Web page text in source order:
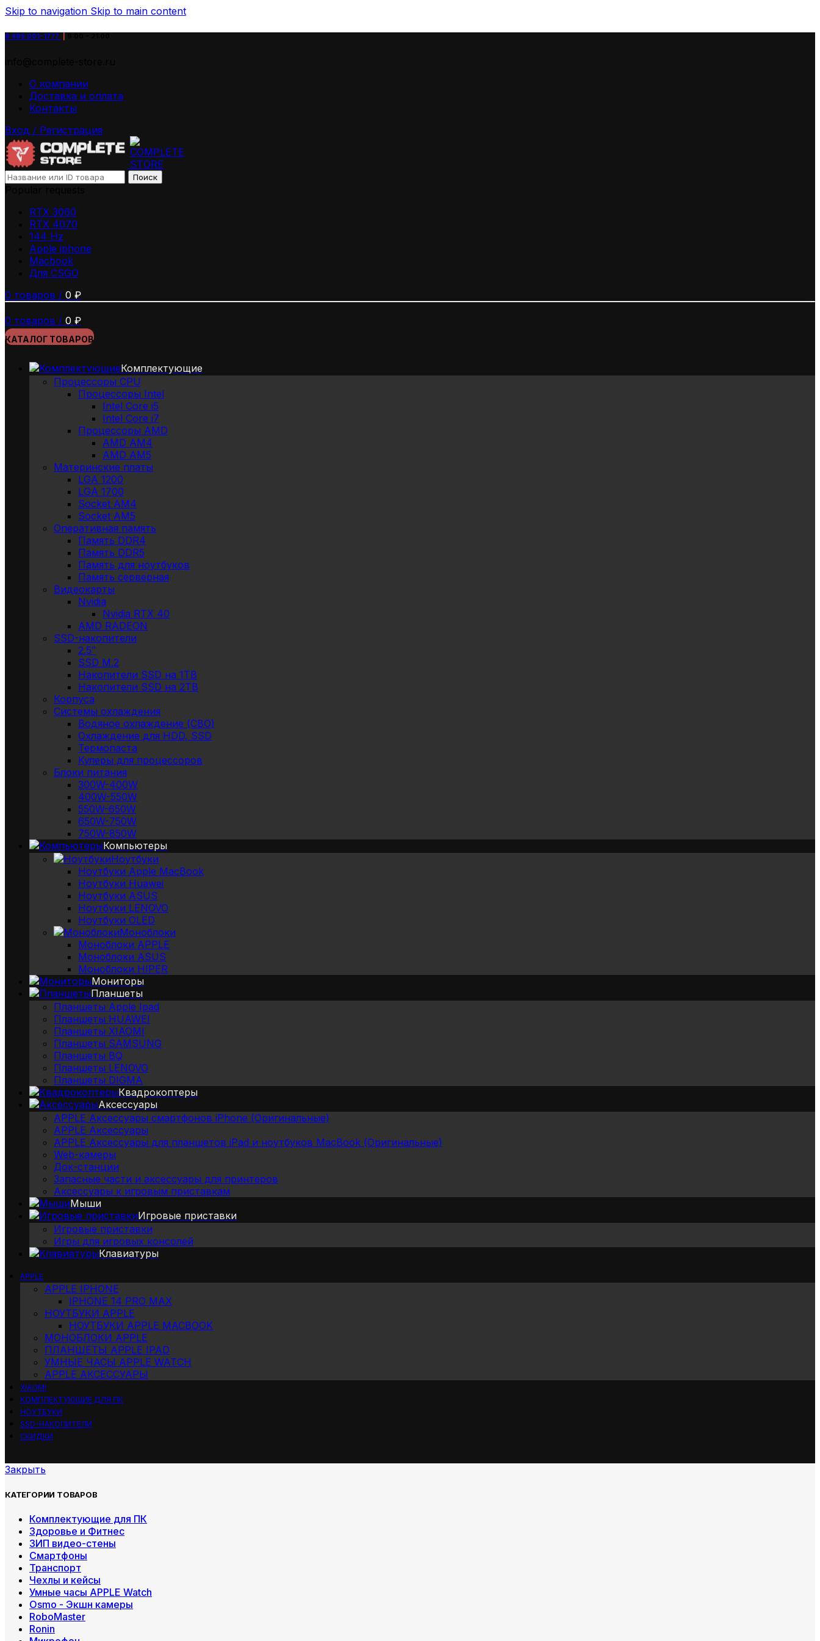
Skip to navigation Skip to main content
8 495 001-1777
О компании
Доставка и оплата
Контакты
Вход / Регистрация
Поиск
RTX 3060
RTX 4070
144 Hz
Apple iphone
Macbook
Для СSGO
0 товаров / 0 ₽
0 товаров / 0 ₽
КАТАЛОГ ТОВАРОВ
Комплектующие
Процессоры CPU
Процессоры Intel
Intel Core i5
Intel Core i7
Процессоры AMD
AMD AM4
AMD AM5
Материнские платы
LGA 1200
LGA 1700
Socket AM4
Socket AM5
Оперативная память
Память DDR4
Память DDR5
Память для ноутбуков
Память серверная
Видеокарты
Nvidia
Nvidia RTX 40
AMD RADEON
SSD-накопители
2.5″
SSD M.2
Накопители SSD на 1TB
Накопители SSD на 2TB
Корпуса
Системы охлаждения
Водяное охлаждение (СВО)
Охлаждение для HDD, SSD
Термопаста
Кулеры для процессоров
Блоки питания
300W-400W
400W-550W
550W-650W
650W-750W
750W-850W
Компьютеры
Ноутбуки
Ноутбуки Apple MacBook
Ноутбуки Huawei
Ноутбуки ASUS
Ноутбуки LENOVO
Ноутбуки OLED
Моноблоки
Моноблоки APPLE
Моноблоки ASUS
Моноблоки HIPER
Мониторы
Планшеты
Планшеты Apple Ipad
Планшеты HUAWEI
Планшеты XIAOMI
Планшеты SAMSUNG
Планшеты BQ
Планшеты LENOVO
Планшеты DIGMA
Квадрокоптеры
Аксессуары
APPLE Аксессуары смартфонов iPhone (Оригинальные)
APPLE Аксессуары
APPLE Аксессуары для планшетов iPad и ноутбуков MacBook (Оригинальные)
Web-камеры
Док-станции
Запасные части и аксессуары для принтеров
Аксессуары к игровым приставкам
Мыши
Игровые приставки
Игровые приставки
Игры для игровых консолей
Клавиатуры
APPLE
APPLE IPHONE
IPHONE 14 PRO MAX
НОУТБУКИ APPLE
НОУТБУКИ APPLE MACBOOK
МОНОБЛОКИ APPLE
ПЛАНШЕТЫ APPLE IPAD
УМНЫЕ ЧАСЫ APPLE WATCH
APPLE АКСЕССУАРЫ
XIAOMI
КОМПЛЕКТУЮЩИЕ ДЛЯ ПК
НОУТБУКИ
SSD-НАКОПИТЕЛИ
СКИДКИ
Закрыть
КАТЕГОРИИ ТОВАРОВ
Комплектующие для ПК
Здоровье и Фитнес
ЗИП видео-стены
Смартфоны
Транспорт
Чехлы и кейсы
Умные часы APPLE Watch
Osmo - Экшн камеры
RoboMaster
Ronin